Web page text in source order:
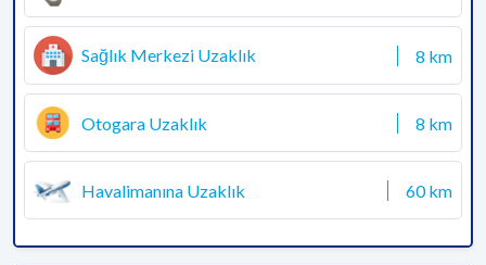
Sağlık Merkezi Uzaklık 8 km
Otogara Uzaklık 8 km
Havalimanına Uzaklık 60 km